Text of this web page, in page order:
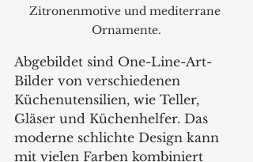
Zitronenmotive und mediterrane
Ornamente.
Abgebildet sind One-Line-Art-
Bilder von verschiedenen
Küchenutensilien, wie Teller,
Gläser und Küchenhelfer. Das
moderne schlichte Design kann
mit vielen Farben kombiniert